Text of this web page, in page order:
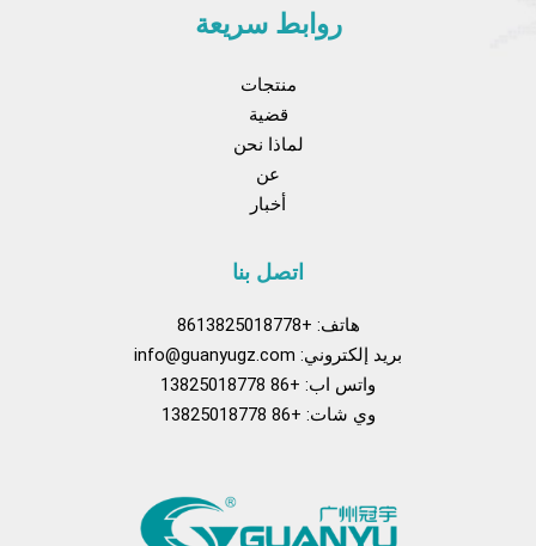
روابط سريعة
منتجات
قضية
لماذا نحن
أخبار
اتصل بنا
هاتف: +8613825018778
بريد إلكتروني:info@guanyugz.com
واتس اب: +86 13825018778
وي شات: +86 13825018778